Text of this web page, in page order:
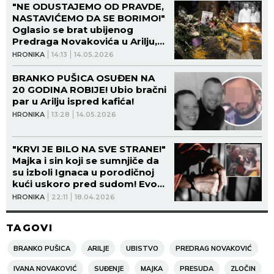
HRONIKA 14:13 14.05.2026
"NE ODUSTAJEMO OD PRAVDE,
NASTAVIĆEMO DA SE BORIMO!"
Oglasio se brat ubijenog
Predraga Novakovića u Arilju,
nakon presude Branku Pušici!
HRONIKA 13:28 14.05.2026
BRANKO PUŠICA OSUĐEN NA
20 GODINA ROBIJE! Ubio bračni
par u Arilju ispred kafića!
HRONIKA 22:11 18.04.2026
"KRVI JE BILO NA SVE STRANE!"
Majka i sin koji se sumnjiče da
su izboli Ignaca u porodičnoj
kući uskoro pred sudom! Evo
kolika im kazna preti zbog
TAGOVI
BRANKO PUŠICA ARILJE UBISTVO PREDRAG NOVAKOVIĆ
IVANA NOVAKOVIĆ SUĐENJE MAJKA PRESUDA ZLOČIN